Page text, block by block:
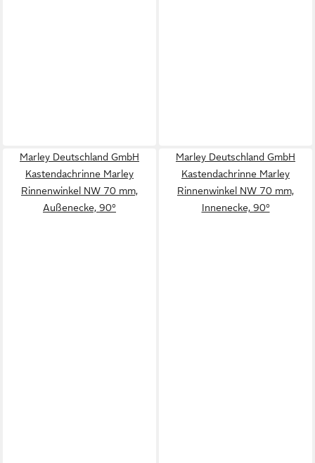
Marley Deutschland GmbH
Kastendachrinne Marley
Rinnenwinkel NW 70 mm,
Außenecke, 90°
Marley Deutschland GmbH
Kastendachrinne Marley
Rinnenwinkel NW 70 mm,
Innenecke, 90°